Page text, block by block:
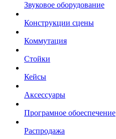
Звуковое оборудование
Конструкции сцены
Коммутация
Стойки
Кейсы
Аксессуары
Програмное обоеспечение
Распродажа